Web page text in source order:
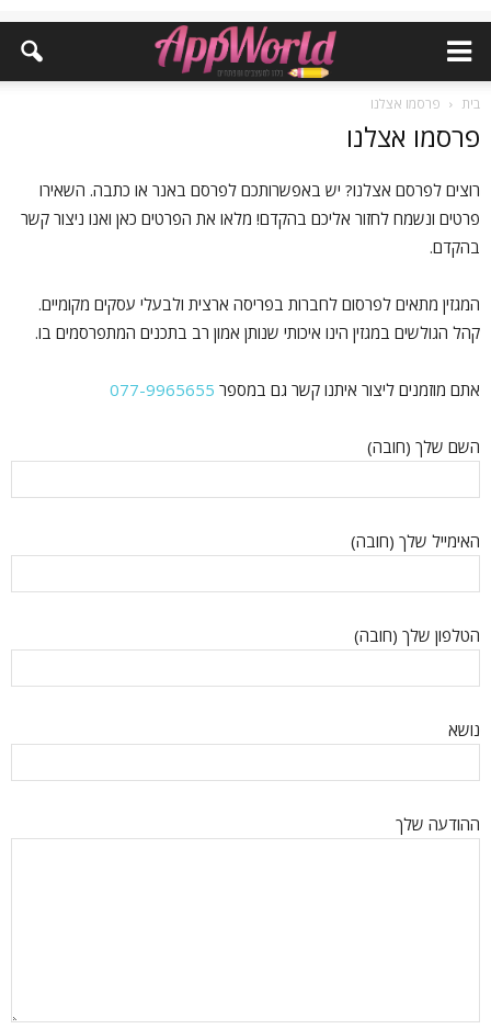
בית פרסמו אצלנו
פרסמו אצלנו
רוצים לפרסם אצלנו? יש באפשרותכם לפרסם באנר או כתבה. השאירו
פרטים ונשמח לחזור אליכם בהקדם! מלאו את הפרטים כאן ואנו ניצור קשר
בהקדם.
המגזין מתאים לפרסום לחברות בפריסה ארצית ולבעלי עסקים מקומיים.
קהל הגולשים במגזין הינו איכותי שנותן אמון רב בתכנים המתפרסמים בו.
אתם מוזמנים ליצור איתנו קשר גם במספר 077-9965655
השם שלך (חובה)
האימייל שלך (חובה)
הטלפון שלך (חובה)
נושא
ההודעה שלך